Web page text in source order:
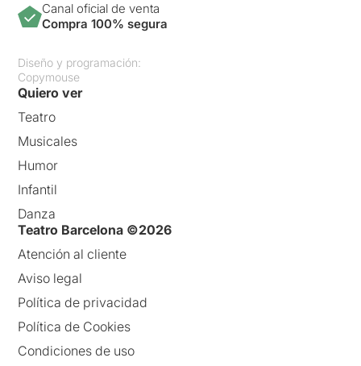
Canal oficial de venta
Compra 100% segura
Diseño y programación:
Copymouse
Quiero ver
Teatro
Musicales
Humor
Infantil
Danza
Teatro Barcelona ©2026
Atención al cliente
Aviso legal
Política de privacidad
Política de Cookies
Condiciones de uso